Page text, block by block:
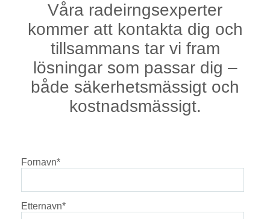
Våra radeirngsexperter
kommer att kontakta dig och
tillsammans tar vi fram
lösningar som passar dig –
både säkerhetsmässigt och
kostnadsmässigt.
Fornavn*
Etternavn*